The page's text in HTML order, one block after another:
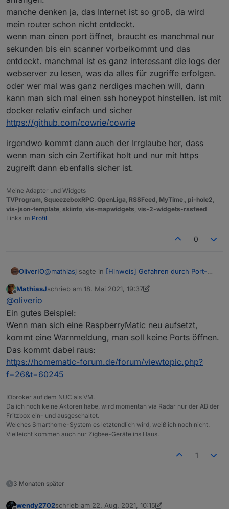
manche denken ja, das Internet ist so groß, da wird
mein router schon nicht entdeckt.
wenn man einen port öffnet, braucht es manchmal nur
sekunden bis ein scanner vorbeikommt und das
entdeckt. manchmal ist es ganz interessant die logs der
webserver zu lesen, was da alles für zugriffe erfolgen.
oder wer mal was ganz nerdiges machen will, dann
kann man sich mal einen ssh honeypot hinstellen. ist mit
docker relativ einfach und sicher
https://github.com/cowrie/cowrie
irgendwo kommt dann auch der Irrglaube her, dass
wenn man sich ein Zertifikat holt und nur mit https
zugreift dann ebenfalls sicher ist.
Meine Adapter und Widgets
TVProgram SqueezeboxRPC OpenLiga RSSFeed MyTime pi-hole2
vis-json-template skiinfo vis-mapwidgets vis-2-widgets-rssfeed
Links im Profil
0
OliverIO@mathiasj sagte in [Hinweis] Gefahren durch Port-
vielen Leuten die Sicherheit zu kurz kommt.
Ich möchte nicht wissen, wann bei manchen
Leuten z. B. der Router das letzte Mal aktualisiert
wurde, nur um ein Beispiel zu nennen.
die meisten wissen darüber einfach nichts.
bspw die router müssen eine große bandbreite an
funktionen bereitstellen. dann denkt ein
normalanwender das alles auch safe zu bedienen ist.
große warnschilder stehen, aber viele werden sich da
eh drüber weg setzen und hinter her dann zum
manche denken ja, das Internet ist so groß, da wird
mein router schon nicht entdeckt.
wenn man einen port öffnet, braucht es manchmal nur
sekunden bis ein scanner vorbeikommt und das
entdeckt. manchmal ist es ganz interessant die logs
erfolgen. oder wer mal was ganz nerdiges machen
https://github.com/cowrie/cowrie
irgendwo kommt dann auch der Irrglaube her, dass
wenn man sich ein Zertifikat holt und nur mit https
Offline
MathiasJschrieb am 18. Mai 2021, 19:37
zuletzt editiert von MathiasJ
@oliverio
Ein gutes Beispiel:
Wenn man sich eine RaspberryMatic neu aufsetzt,
kommt eine Warnmeldung, man soll keine Ports öffnen.
Das kommt dabei raus:
https://homematic-forum.de/forum/viewtopic.php?
f=26&t=60245
IObroker auf dem NUC als VM.
Da ich noch keine Aktoren habe, wird momentan via Radar nur der AB der
Fritzbox ein- und ausgeschaltet.
Welches Smarthome-System es letztendlich wird, weiß ich noch nicht.
Vielleicht kommen auch nur Zigbee-Geräte ins Haus.
1
3 Monaten später
wendy2702schrieb am 22. Aug. 2021, 10:15